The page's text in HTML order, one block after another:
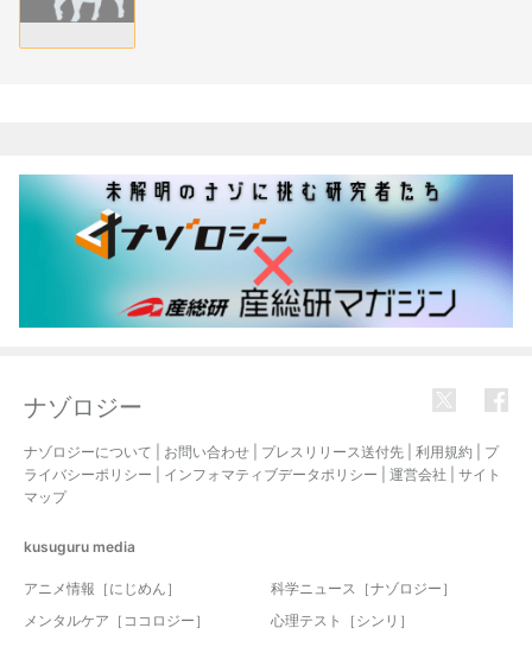
ナゾロジー
ナゾロジーについて お問い合わせ プレスリリース送付先 利用規約
プ
ライバシーポリシー
インフォマティブデータポリシー 運営会社
サイト
マップ
kusuguru media
アニメ情報［にじめん］
科学ニュース［ナゾロジー］
メンタルケア［ココロジー］
心理テスト［シンリ］